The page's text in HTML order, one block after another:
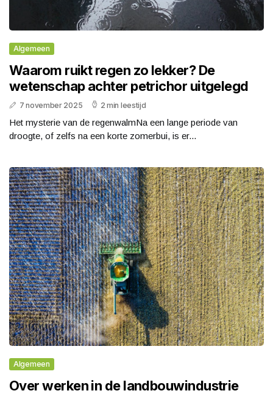
Algemeen
Waarom ruikt regen zo lekker? De
wetenschap achter petrichor uitgelegd
7 november 2025 2 min leestijd
Het mysterie van de regenwalmNa een lange periode van
droogte, of zelfs na een korte zomerbui, is er...
Algemeen
Over werken in de landbouwindustrie